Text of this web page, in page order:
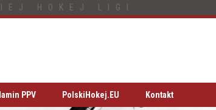
HOKEJ LIGI
PPV PolskiHokej.EU Kontakt